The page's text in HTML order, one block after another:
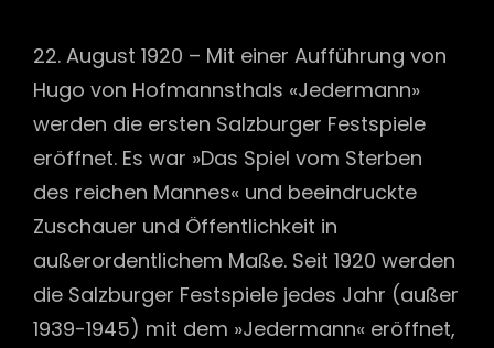
22. August 1920 – Mit einer Aufführung von
Hugo von Hofmannsthals «Jedermann»
werden die ersten Salzburger Festspiele
eröffnet. Es war »Das Spiel vom Sterben
des reichen Mannes« und beeindruckte
Zuschauer und Öffentlichkeit in
außerordentlichem Maße. Seit 1920 werden
die Salzburger Festspiele jedes Jahr (außer
1939-1945) mit dem »Jedermann« eröffnet,